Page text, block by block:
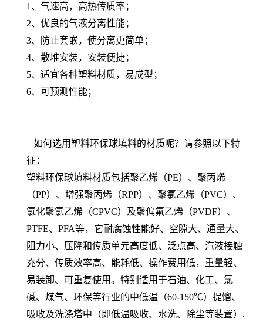
1、气速高，高热传质率；
2、优良的气液分离性能；
3、防止套嵌，使分离更简单；
4、散堆安装，安装便捷；
5、适宜各种塑料材质，易成型；
6、可预测性能；
如何选用塑料环保球填料的材质呢？请参照以下特
征：
塑料环保球填料材质包括聚乙烯（PE）、聚丙烯
（PP）、增强聚丙烯（RPP）、聚氯乙烯（PVC）、
氯化聚氯乙烯（CPVC）及聚偏氟乙烯（PVDF）、
PTFE、PFA等，它耐腐蚀性能好、空隙大、通量大、
阻力小、压降和传质单元高度低、泛点高、汽液接触
充分、传质效率高、能耗低、操作费用低，重量轻、
易装卸、可重复使用。特别适用于石油、化工、氯
碱、煤气、环保等行业的中低温（60-150℃）提馏、
吸收及洗涤塔中（即低温吸收、水洗、除尘等装置）.